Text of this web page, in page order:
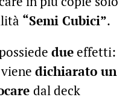
“Semi Cubici”.
dueeffetti:
dichiarato un
dal deck